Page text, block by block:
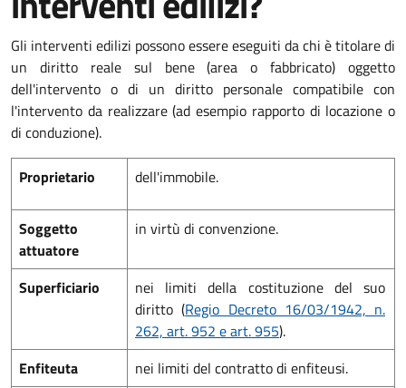
Gli interventi edilizi possono essere eseguiti da chi è titolare di
un diritto reale sul bene (area o fabbricato) oggetto
dell'intervento o di un diritto personale compatibile con
l'intervento da realizzare (ad esempio rapporto di locazione o
di conduzione).
Proprietario dell'immobile.
Soggetto
attuatore
in virtù di convenzione.
Superficiario
nei limiti della costituzione del suo
diritto (Regio Decreto 16/03/1942, n.
262, art. 952 e art. 955).
Enfiteuta
nei limiti del contratto di enfiteusi.